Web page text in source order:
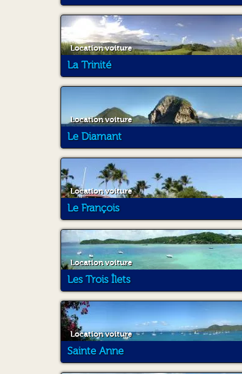
Location voiture
La Trinité
Location voiture
Le Diamant
Location voiture
Le François
Location voiture
Les Trois Îlets
Location voiture
Sainte Anne